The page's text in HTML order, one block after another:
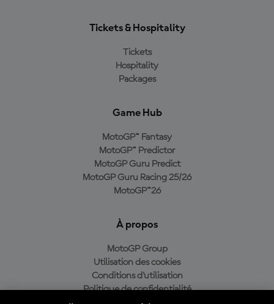
Tickets & Hospitality
Tickets
Hospitality
Packages
Game Hub
MotoGP™ Fantasy
MotoGP™ Predictor
MotoGP Guru Predict
MotoGP Guru Racing 25/26
MotoGP™26
À propos
MotoGP Group
Utilisation des cookies
Conditions d'utilisation
Politique de confidentialité